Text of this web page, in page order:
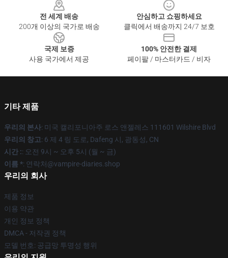
전 세계 배송
200개 이상의 국가로 배송
안심하고 쇼핑하세요
클릭에서 배송까지 24/7 보호
국제 보증
사용 국가에서 제공
100% 안전한 결제
페이팔 / 마스터카드 / 비자
기타 제품
우리의 본사: 미국 캘리포니아주 로스 앤젤레스 111601 Wilshire Blvd
우리의 창고: 6 제 4 링 도로, Dafeng 시, 광동성, CN
시간 :: 오전 9시 ~ 오후 5시 (월 ~ 금)
이름 *: 연락처@vampire-diaries.shop
우리의 회사
제품 정보
이용 약관
개인 정보 정책
DMCA - 저작권 정책
모델 번호: 공급망 투명성 행위